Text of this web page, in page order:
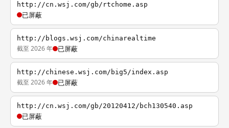
http://cn.wsj.com/gb/rtchome.asp
已屏蔽
http://blogs.wsj.com/chinarealtime
截至 2026 年 已屏蔽
http://chinese.wsj.com/big5/index.asp
截至 2026 年 已屏蔽
http://cn.wsj.com/gb/20120412/bch130540.asp
已屏蔽